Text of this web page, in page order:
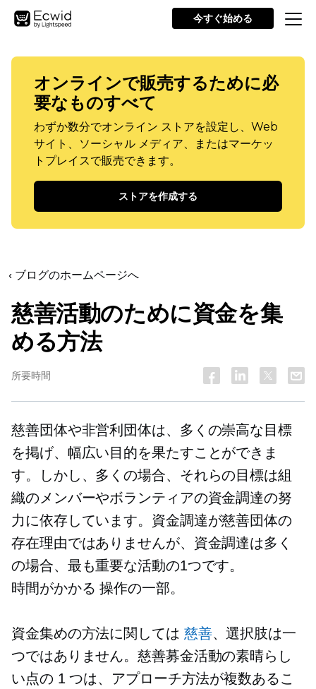
今すぐ始める
オンラインで販売するために必
要なものすべて
わずか数分でオンライン ストアを設定し、Web
サイト、ソーシャル メディア、またはマーケッ
トプレイスで販売できます。
ストアを作成する
‹ ブログのホームページへ
慈善活動のために資金を集
める方法
所要時間
慈善団体や非営利団体は、多くの崇高な目標
を掲げ、幅広い目的を果たすことができま
す。しかし、多くの場合、それらの目標は組
織のメンバーやボランティアの資金調達の努
力に依存しています。資金調達が慈善団体の
存在理由ではありませんが、資金調達は多く
の場合、最も重要な活動の1つです。
時間がかかる 操作の一部。
資金集めの方法に関しては 慈善、選択肢は一
つではありません。慈善募金活動の素晴らし
い点の 1 つは、アプローチ方法が複数あるこ